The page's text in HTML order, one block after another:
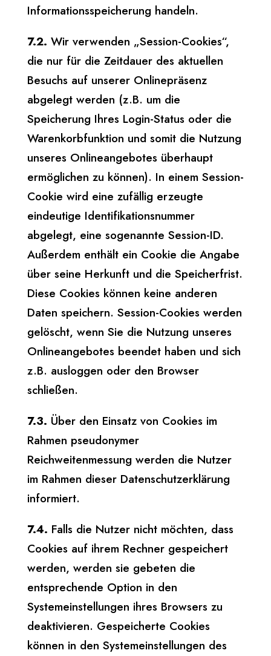
Informationsspeicherung handeln.
7.2. Wir verwenden „Session-Cookies“,
die nur für die Zeitdauer des aktuellen
Besuchs auf unserer Onlinepräsenz
abgelegt werden (z.B. um die
Speicherung Ihres Login-Status oder die
Warenkorbfunktion und somit die Nutzung
unseres Onlineangebotes überhaupt
ermöglichen zu können). In einem Session-
Cookie wird eine zufällig erzeugte
eindeutige Identifikationsnummer
abgelegt, eine sogenannte Session-ID.
Außerdem enthält ein Cookie die Angabe
über seine Herkunft und die Speicherfrist.
Diese Cookies können keine anderen
Daten speichern. Session-Cookies werden
gelöscht, wenn Sie die Nutzung unseres
Onlineangebotes beendet haben und sich
z.B. ausloggen oder den Browser
schließen.
7.3. Über den Einsatz von Cookies im
Rahmen pseudonymer
Reichweitenmessung werden die Nutzer
im Rahmen dieser Datenschutzerklärung
informiert.
7.4. Falls die Nutzer nicht möchten, dass
Cookies auf ihrem Rechner gespeichert
werden, werden sie gebeten die
entsprechende Option in den
Systemeinstellungen ihres Browsers zu
deaktivieren. Gespeicherte Cookies
können in den Systemeinstellungen des